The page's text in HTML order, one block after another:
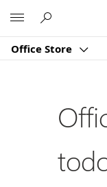
Office Store